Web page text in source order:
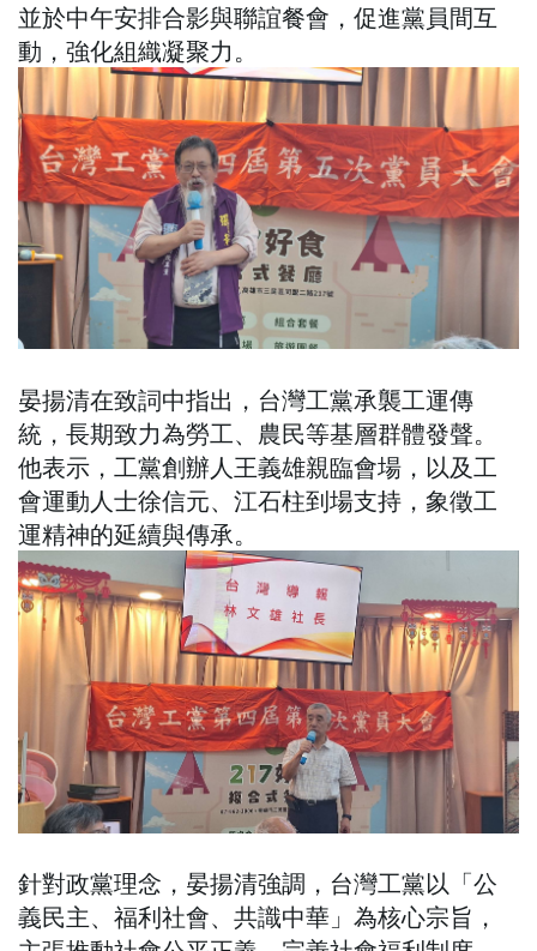
並於中午安排合影與聯誼餐會，促進黨員間互
動，強化組織凝聚力。
晏揚清在致詞中指出，台灣工黨承襲工運傳
統，長期致力為勞工、農民等基層群體發聲。
他表示，工黨創辦人王義雄親臨會場，以及工
會運動人士徐信元、江石柱到場支持，象徵工
運精神的延續與傳承。
針對政黨理念，晏揚清強調，台灣工黨以「公
義民主、福利社會、共識中華」為核心宗旨，